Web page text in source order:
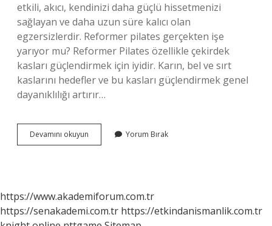
etkili, akıcı, kendinizi daha güçlü hissetmenizi
sağlayan ve daha uzun süre kalıcı olan
egzersizlerdir. Reformer pilates gerçekten işe
yarıyor mu? Reformer Pilates özellikle çekirdek
kasları güçlendirmek için iyidir. Karın, bel ve sırt
kaslarını hedefler ve bu kasları güçlendirmek genel
dayanıklılığı artırır…
Devamını okuyun
Pilates
Yorum Bırak
https://www.akademiforum.com.tr
https://senakademi.com.tr https://etkindanismanlik.com.tr